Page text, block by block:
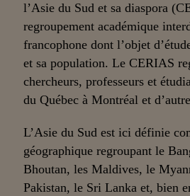
l’Asie du Sud et sa diaspora
regroupement académique
francophone dont l’objet
et sa population. Le CERIAS
chercheurs, professeurs et
du Québec à Montréal et
L’Asie du Sud est ici définie
géographique regroupant le
Bhoutan, les Maldives, le
Pakistan, le Sri Lanka et, bien